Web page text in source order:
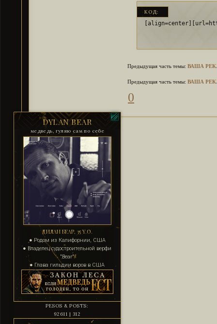
КОД:
Предыдущая часть темы: ВАША
Предыдущая часть темы: ВАША
0
DYLAN BEAR
медведь, гуляю сам по себе
ДИЛАН БЕАР, 35 Y.O.
● Родом из Калифорнии, США
● Владелец судостроительной верфи
"Bear"
● Глава гильдии воров в США
PESOS & POSTS:
92611 | 312